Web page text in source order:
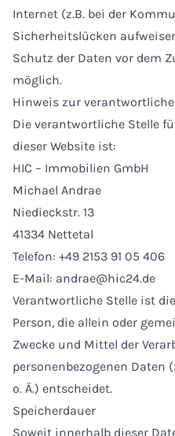
Internet (z.B. bei der
Sicherheitslücken
Schutz der Daten vor dem
möglich.
Hinweis zur
Die verantwortliche Stelle
dieser Website ist:
HIC – Immobilien GmbH
Michael Andrae
Niedieckstr. 13
41334 Nettetal
Telefon: +49 2153 91 05 406
E-Mail: andrae@hic24.de
Verantwortliche Stelle ist
Person, die allein oder
Zwecke und Mittel der
personenbezogenen Daten
o. Ä.) entscheidet.
Speicherdauer
Soweit innerhalb dieser